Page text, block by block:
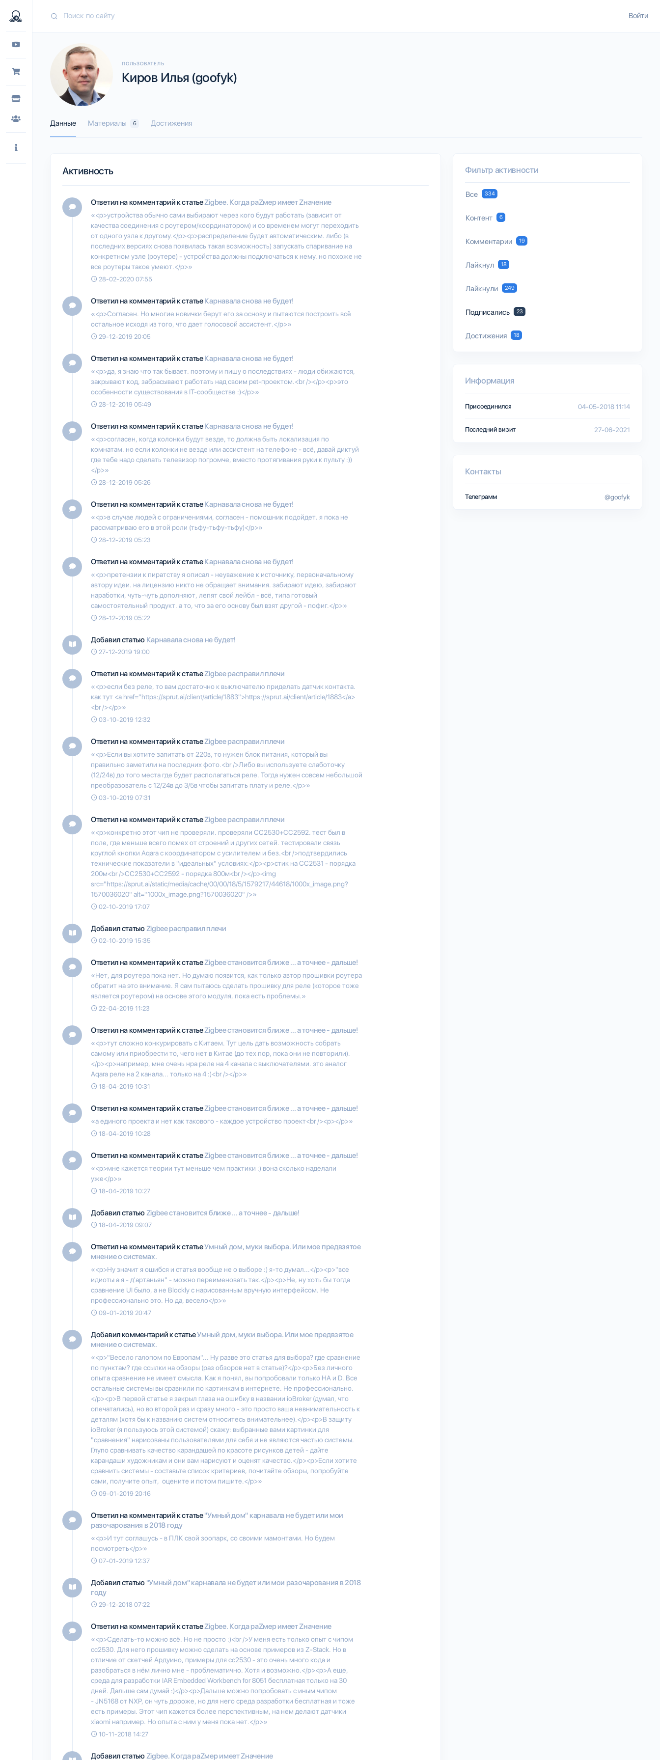
Войти
ПОЛЬЗОВАТЕЛЬ
Киров Илья (goofyk)
Данные Материалы 6 Достижения
Активность
Ответил на комментарий к статьеZigbee. Когда раZмер имеет Zначение
«<p>устройства обычно сами выбирают через кого будут работать (зависит от
качества соединения с роутером/координатором) и со временем могут переходить
от одного узла к другому.</p><p>распределение будет автоматическим. либо (в
последних версиях снова появилась такая возможность) запускать спаривание на
конкретном узле (роутере) - устройства должны подключаться к нему. но похоже не
все роутеры такое умеют.</p>»
28-02-2020 07:55
Ответил на комментарий к статьеКарнавала снова не будет!
«<p>Согласен. Но многие новички берут его за основу и пытаются построить всё
остальное исходя из того, что дает голосовой ассистент.</p>»
29-12-2019 20:05
Ответил на комментарий к статьеКарнавала снова не будет!
«<p>да, я знаю что так бывает. поэтому и пишу о последствиях - люди обижаются,
закрывают код, забрасывают работать над своим pet-проектом.<br /></p><p>это
особенности существования в IT-сообществе :)</p>»
28-12-2019 05:49
Ответил на комментарий к статьеКарнавала снова не будет!
«<p>согласен, когда колонки будут везде, то должна быть локализация по
комнатам. но если колонки не везде или ассистент на телефоне - всё, давай диктуй
где тебе надо сделать телевизор погромче, вместо протягивания руки к пульту :))
</p>»
28-12-2019 05:26
Ответил на комментарий к статьеКарнавала снова не будет!
«<p>в случае людей с ограничениями, согласен - помошник подойдет. я пока не
рассматриваю его в этой роли (тьфу-тьфу-тьфу)</p>»
28-12-2019 05:23
Ответил на комментарий к статьеКарнавала снова не будет!
«<p>претензии к пиратству я описал - неуважение к источнику, первоначальному
автору идеи. на лицензию никто не обращает внимания. забирают идею, забирают
наработки, чуть-чуть дополняют, лепят свой лейбл - всё, типа готовый
самостоятельный продукт. а то, что за его основу был взят другой - пофиг.</p>»
28-12-2019 05:22
Добавил статью Карнавала снова не будет!
27-12-2019 19:00
Ответил на комментарий к статьеZigbee расправил плечи
«<p>если без реле, то вам достаточно к выключателю приделать датчик контакта.
как тут <a href="https://sprut.ai/client/article/1883">https://sprut.ai/client/article/1883</a>
<br /></p>»
03-10-2019 12:32
Ответил на комментарий к статьеZigbee расправил плечи
«<p>Если вы хотите запитать от 220в, то нужен блок питания, который вы
правильно заметили на последних фото.<br />Либо вы используете слаботочку
(12/24в) до того места где будет располагаться реле. Тогда нужен совсем небольшой
преобразователь с 12/24в до 3/5в чтобы запитать плату и реле.</p>»
03-10-2019 07:31
Ответил на комментарий к статьеZigbee расправил плечи
«<p>конкретно этот чип не проверяли. проверяли CC2530+CC2592. тест был в
поле, где меньше всего помех от строений и других сетей. тестировали связь
круглой кнопки Aqara с координатором с усилителем и без.<br />подтвердились
технические показатели в "идеальных" условиях:</p><p>стик на CC2531 - порядка
200м<br />CC2530+CC2592 - порядка 800м<br /></p><img
src="https://sprut.ai/static/media/cache/00/00/18/5/1579217/44618/1000x_image.png?
1570036020" alt="1000x_image.png?1570036020" />»
02-10-2019 17:07
Добавил статью Zigbee расправил плечи
02-10-2019 15:35
Ответил на комментарий к статьеZigbee становится ближе ... а точнее - дальше!
«Нет, для роутера пока нет. Но думаю появится, как только автор прошивки роутера
обратит на это внимание. Я сам пытаюсь сделать прошивку для реле (которое тоже
является роутером) на основе этого модуля, пока есть проблемы.»
22-04-2019 11:23
Ответил на комментарий к статьеZigbee становится ближе ... а точнее - дальше!
«<p>тут сложно конкурировать с Китаем. Тут цель дать возможность собрать
самому или приобрести то, чего нет в Китае (до тех пор, пока они не повторили).
</p><p>например, мне очень нра реле на 4 канала с выключателями. это аналог
Aqara реле на 2 канала... только на 4 :)<br /></p>»
18-04-2019 10:31
Ответил на комментарий к статьеZigbee становится ближе ... а точнее - дальше!
«а единого проекта и нет как такового - каждое устройство проект<br /><p></p>»
18-04-2019 10:28
Ответил на комментарий к статьеZigbee становится ближе ... а точнее - дальше!
«<p>мне кажется теории тут меньше чем практики :) вона сколько наделали
уже</p>»
18-04-2019 10:27
Добавил статью Zigbee становится ближе ... а точнее - дальше!
18-04-2019 09:07
Ответил на комментарий к статьеУмный дом, муки выбора. Или мое предвзятое
мнение о системах.
«<p>Ну значит я ошибся и статья вообще не о выборе :) я-то думал...</p><p>"все
идиоты а я - д'артаньян" - можно переименовать так.</p><p>Не, ну хоть бы тогда
сравнение UI было, а не Blockly с нарисованным вручную интерфейсом. Не
профессионально это. Но да, весело</p>»
09-01-2019 20:47
Добавил комментарий к статьеУмный дом, муки выбора. Или мое предвзятое
мнение о системах.
«<p>"Весело галопом по Европам"... Ну разве это статья для выбора? где сравнение
по пунктам? где ссылки на обзоры (раз обзоров нет в статье)?</p><p>Без личного
опыта сравнение не имеет смысла. Как я понял, вы попробовали только HA и D. Все
остальные системы вы сравнили по картинкам в интернете. Не профессионально.
</p><p>В первой статье я закрыл глаза на ошибку в названии ioBroker (думал, что
опечатались), но во второй раз и сразу много - это просто ваша невнимательность к
деталям (хотя бы к названию систем относитесь внимательнее).</p><p>В защиту
ioBroker (я пользуюсь этой системой) скажу: выбранные вами картинки для
"сравнения" нарисованы пользователями для себя и не являются частью системы.
Глупо сравнивать качество карандашей по красоте рисунков детей - дайте
карандаши художникам и они вам нарисуют и оценят качество.</p><p>Если хотите
сравнить системы - составьте список критериев, почитайте обзоры, попробуйте
сами, получите опыт, оцените и потом пишите.</p>»
09-01-2019 20:16
Ответил на комментарий к статье"Умный дом" карнавала не будет или мои
разочарования в 2018 году
«<p>И тут соглашусь - в ПЛК свой зоопарк, со своими мамонтами. Но будем
посмотреть</p>»
07-01-2019 12:37
Добавил статью "Умный дом" карнавала не будет или мои разочарования в 2018
году
29-12-2018 07:22
Ответил на комментарий к статьеZigbee. Когда раZмер имеет Zначение
«<p>Сделать-то можно всё. Но не просто :)<br />У меня есть только опыт с чипом
cc2530. Для него прошивку можно сделать на основе примеров из Z-Stack. Но в
отличие от скетчей Ардуино, примеры для cc2530 - это очень много кода и
разобраться в нём лично мне - проблематично. Хотя и возможно.</p><p>А еще,
среда для разработки IAR Embedded Workbench for 8051 бесплатная только на 30
дней. Дальше сам думай :)</p><p>Дальше можно попробовать с иным чипом
- JN5168 от NXP, он чуть дороже, но для него среда разработки бесплатная и тоже
есть примеры. Этот чип кажется более перспективным, на нем делают датчики
xiaomi например. Но опыта с ним у меня пока нет.</p>»
10-11-2018 14:27
Добавил статью Zigbee. Когда раZмер имеет Zначение
Фильтр активности
Все 334
Контент 6
Комментарии 19
Лайкнул 18
Лайкнули 249
Подписались 23
Достижения 18
Информация
Присоединился 04-05-2018 11:14
Последний визит 27-06-2021
Контакты
Телеграмм @goofyk